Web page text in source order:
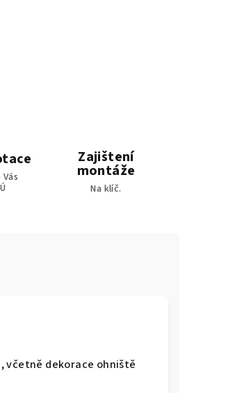
Zajištení
montáže
Na klíč.
včetně dekorace ohniště